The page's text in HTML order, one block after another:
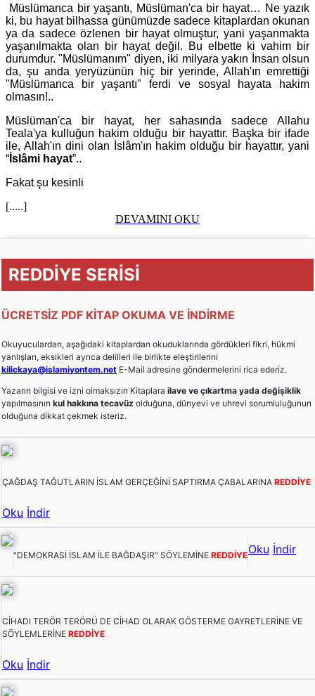
Müslümanca bir yaşantı, Müslüman'ca bir hayat… Ne yazık
ki, bu hayat bilhassa günümüzde sadece kitaplardan okunan
ya da sadece özlenen bir hayat olmuştur, yani yaşanmakta
yaşanılmakta olan bir hayat değil. Bu elbette ki vahim bir
durumdur. "Müslümanım" diyen, iki milyara yakın İnsan olsun
da, şu anda yeryüzünün hiç bir yerinde, Allah'ın emrettiği
"Müslümanca bir yaşantı" ferdi ve sosyal hayata hakim
olmasın!..
Müslüman'ca bir hayat, her sahasında sadece Allahu
Teala'ya kulluğun hakim olduğu bir hayattır. Başka bir ifade
ile, Allah'ın dini olan İslâm'ın hakim olduğu bir hayattır, yani
“ İslâmi hayat”..
Fakat şu kesinli
[.....]
DEVAMINI OKU
REDDİYE SERİSİ
ÜCRETSİZ PDF KİTAP OKUMA VE İNDİRME
Okuyuculardan, aşağıdaki kitaplardan okuduklarında gördükleri fikri, hükmi
yanlışları, eksikleri ayrıca delilleri ile birlikte eleştirilerini
kilickaya@islamiyontem.net E-Mail adresine göndermelerini rica ederiz.
Yazarın bilgisi ve izni olmaksızın Kitaplara ilave ve çıkartma yada değişiklik
yapılmasının kul hakkına tecavüz olduğuna, dünyevi ve uhrevi sorumluluğunun
olduğuna dikkat çekmek isteriz.
ÇAĞDAŞ TAĞUTLARIN İSLAM GERÇEĞİNİ SAPTIRMA ÇABALARINA REDDİYE
Oku İndir
"DEMOKRASİ İSLAM İLE BAĞDAŞIR" SÖYLEMİNE REDDİYEOku İndir
CİHADI TERÖR TERÖRÜ DE CİHAD OLARAK GÖSTERME GAYRETLERİNE VE
SÖYLEMLERİNE REDDİYE
Oku İndir